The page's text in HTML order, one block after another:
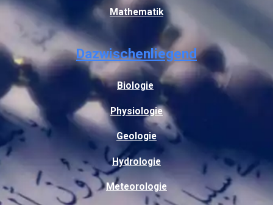
Mathematik
Dazwischenliegend
Biologie
Physiologie
Geologie
Hydrologie
Meteorologie